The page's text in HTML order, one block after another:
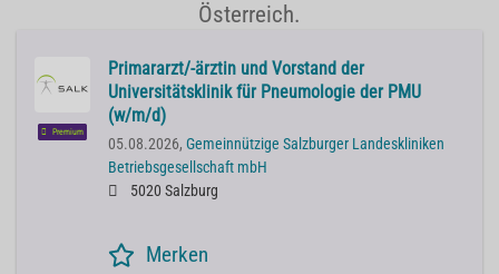
Österreich.
Premium
Primararzt/-ärztin und Vorstand der
Universitätsklinik für Pneumologie der PMU
(w/m/d)
05.08.2026, Gemeinnützige Salzburger Landeskliniken
Betriebsgesellschaft mbH
5020 Salzburg
Merken